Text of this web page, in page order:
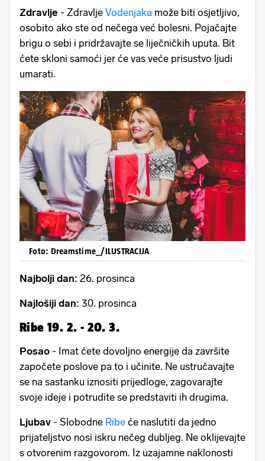
Zdravlje - Zdravlje Vodenjaka može biti osjetljivo,
osobito ako ste od nečega već bolesni. Pojačajte
brigu o sebi i pridržavajte se liječničkih uputa. Bit
ćete skloni samoći jer će vas veće prisustvo ljudi
umarati.
Foto: Dreamstime_/ILUSTRACIJA
Najbolji dan: 26. prosinca
Najlošiji dan: 30. prosinca
Ribe 19. 2. - 20. 3.
Posao - Imat ćete dovoljno energije da završite
započete poslove pa to i učinite. Ne ustručavajte
se na sastanku iznositi prijedloge, zagovarajte
svoje ideje i potrudite se predstaviti ih drugima.
Ljubav - Slobodne Ribe će naslutiti da jedno
prijateljstvo nosi iskru nečeg dubljeg. Ne oklijevajte
s otvorenim razgovorom. Iz uzajamne naklonosti